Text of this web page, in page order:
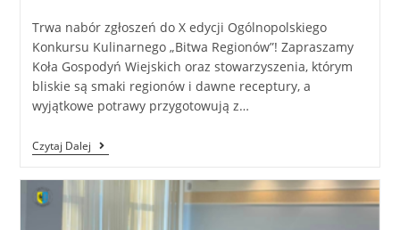
Trwa nabór zgłoszeń do X edycji Ogólnopolskiego
Konkursu Kulinarnego „Bitwa Regionów”! Zapraszamy
Koła Gospodyń Wiejskich oraz stowarzyszenia, którym
bliskie są smaki regionów i dawne receptury, a
wyjątkowe potrawy przygotowują z…
Czytaj Dalej